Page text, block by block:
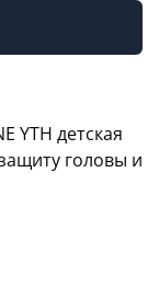
YTH детская
головы и